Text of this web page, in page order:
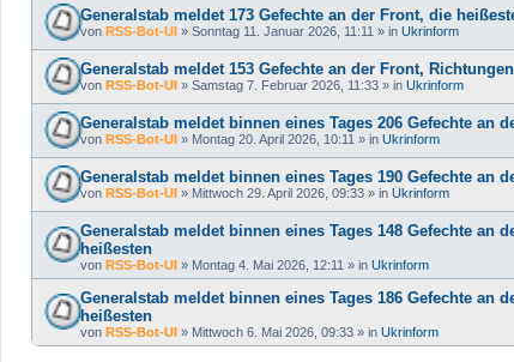
Generalstab meldet 173 Gefechte an der Front, die
von RSS-Bot-UI » Sonntag 11. Januar 2026, 11:11 » in Ukrinform
Generalstab meldet 153 Gefechte an der Front,
von RSS-Bot-UI » Samstag 7. Februar 2026, 11:33 » in Ukrinform
Generalstab meldet binnen eines Tages 206 Gefechte
von RSS-Bot-UI » Montag 20. April 2026, 10:11 » in Ukrinform
Generalstab meldet binnen eines Tages 190 Gefechte
von RSS-Bot-UI » Mittwoch 29. April 2026, 09:33 » in Ukrinform
Generalstab meldet binnen eines Tages 148 Gefechte
heißesten
von RSS-Bot-UI » Montag 4. Mai 2026, 12:11 » in Ukrinform
Generalstab meldet binnen eines Tages 186 Gefechte
heißesten
von RSS-Bot-UI » Mittwoch 6. Mai 2026, 09:33 » in Ukrinform